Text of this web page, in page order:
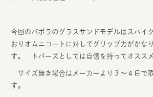
今回のバボラのグラスサンドモデルはスパイ
おりオムニコートに対してグリップ力がかな
す。 トパーズとしては自信を持ってオススメ
サイズ無き場合はメーカーより３～４日で
す。